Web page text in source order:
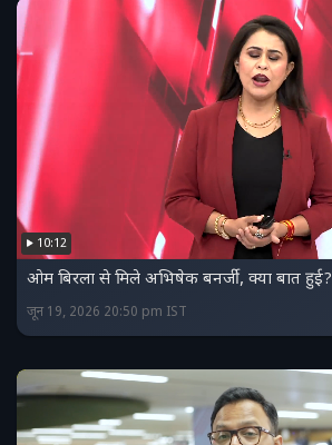
10:12
ओम बिरला से मिले अभिषेक बनर्जी, क्या बात हुई?
जून 19, 2026 20:50 pm IST